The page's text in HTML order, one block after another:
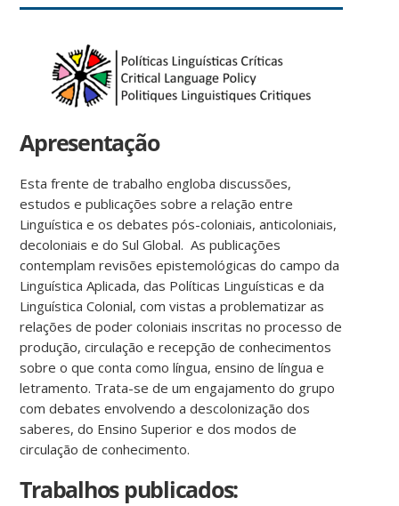
Apresentação
Esta frente de trabalho engloba discussões,
estudos e publicações sobre a relação entre
Linguística e os debates pós-coloniais, anticoloniais,
decoloniais e do Sul Global. As publicações
contemplam revisões epistemológicas do campo da
Linguística Aplicada, das Políticas Linguísticas e da
Linguística Colonial, com vistas a problematizar as
relações de poder coloniais inscritas no processo de
produção, circulação e recepção de conhecimentos
sobre o que conta como língua, ensino de língua e
letramento. Trata-se de um engajamento do grupo
com debates envolvendo a descolonização dos
saberes, do Ensino Superior e dos modos de
circulação de conhecimento.
Trabalhos publicados: